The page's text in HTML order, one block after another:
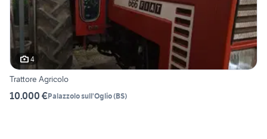
4
Trattore Agricolo
10.000 €Palazzolo sull'Oglio(BS)